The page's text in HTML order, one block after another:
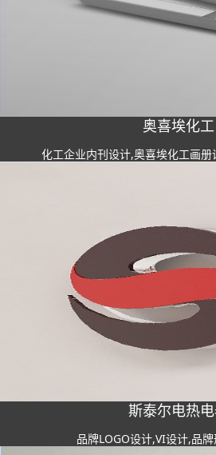
奥喜埃化工
化工企业内刊设计,奥喜埃化工画
斯泰尔电热
品牌LOGO设计,VI设计,品